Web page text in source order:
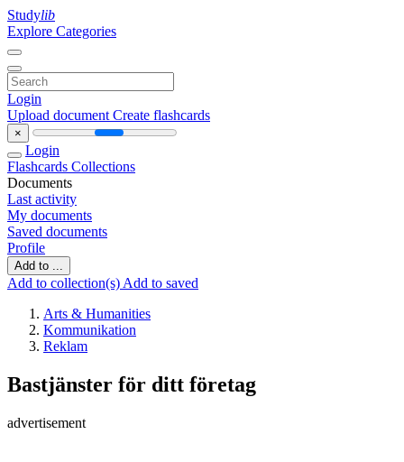
Studylib
Explore Categories
Login
Upload document Create flashcards
×
Login
Flashcards Collections
Documents
Last activity
My documents
Saved documents
Profile
Add to ...
Add to collection(s) Add to saved
Arts & Humanities
Kommunikation
Reklam
Bastjänster för ditt företag
advertisement